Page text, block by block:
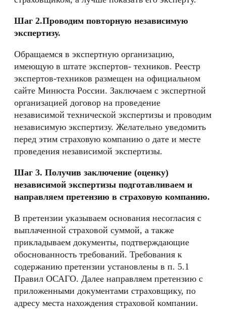
Шаг 2.Проводим повторную независимую
экспертизу.
Обращаемся в экспертную организацию,
имеющую в штате экспертов- техников. Реестр
экспертов-техников размещен на официальном
сайте Минюста России. Заключаем с экспертной
организацией договор на проведение
независимой технической экспертизы и проводим
независимую экспертизу. Желательно уведомить
перед этим страховую компанию о дате и месте
проведения независимой экспертизы.
Шаг 3. Получив заключение (оценку)
независимой экспертизы подготавливаем и
направляем претензию в страховую компанию.
В претензии указываем основания несогласия с
выплаченной страховой суммой, а также
прикладываем документы, подтверждающие
обоснованность требований. Требования к
содержанию претензии установлены в п. 5.1
Правил ОСАГО. Далее направляем претензию с
приложенными документами страховщику, по
адресу места нахождения страховой компании.